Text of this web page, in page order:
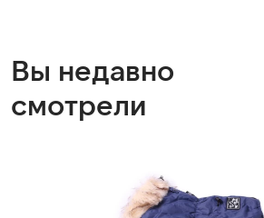
Вы недавно
смотрели